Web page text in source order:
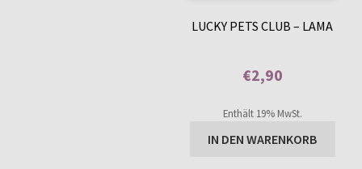
LUCKY PETS CLUB – LAMA
€2,90
Enthält 19% MwSt.
IN DEN WARENKORB